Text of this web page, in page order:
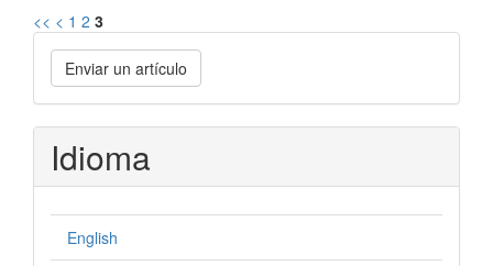
<< < 1 2 3
Enviar
un
artículo
Enviar un artículo
Idioma
English